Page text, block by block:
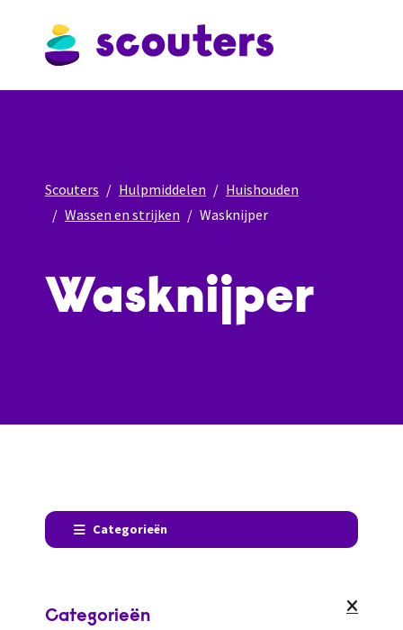
Scouters Hulpmiddelen
Huishouden
Wassen en strijken
Wasknijper
Wasknijper
Categorieën
Categorieën